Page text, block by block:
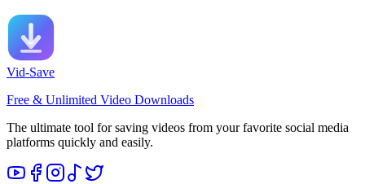
Vid-Save
Free & Unlimited Video Downloads
The ultimate tool for saving videos from your favorite social media
platforms quickly and easily.